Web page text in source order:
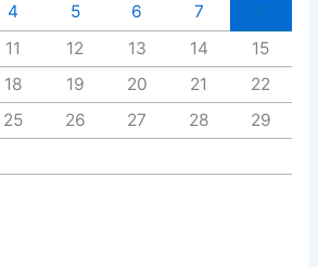
4 5 6 7
11 12 13 14
15
18 19 20 21
22
25 26 27 28
29